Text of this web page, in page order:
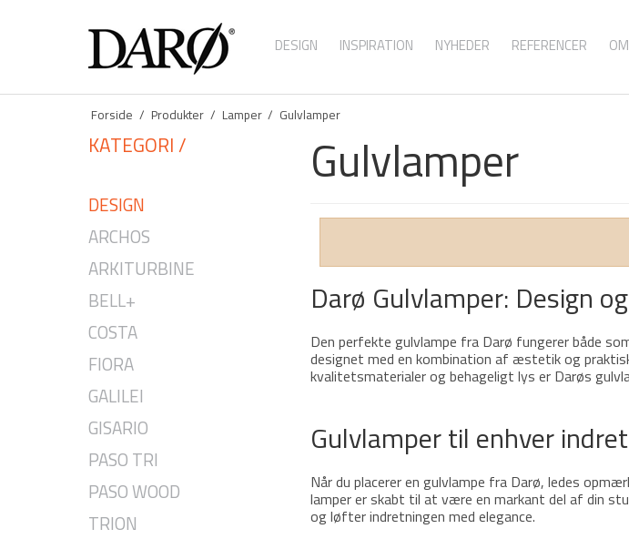
DESIGN INSPIRATION NYHEDER REFERENCER
Forside / Produkter / Lamper / Gulvlamper
KATEGORI /
DESIGN
ARCHOS
ARKITURBINE
BELL+
COSTA
FIORA
GALILEI
GISARIO
PASO TRI
PASO WOOD
TRION
Gulvlamper
Darø Gulvlamper: Design
Den perfekte gulvlampe fra Darø fungerer både
designet med en kombination af æstetik og
kvalitetsmaterialer og behageligt lys er Darøs
Gulvlamper til enhver
Når du placerer en gulvlampe fra Darø, ledes
lamper er skabt til at være en markant del af din
og løfter indretningen med elegance.